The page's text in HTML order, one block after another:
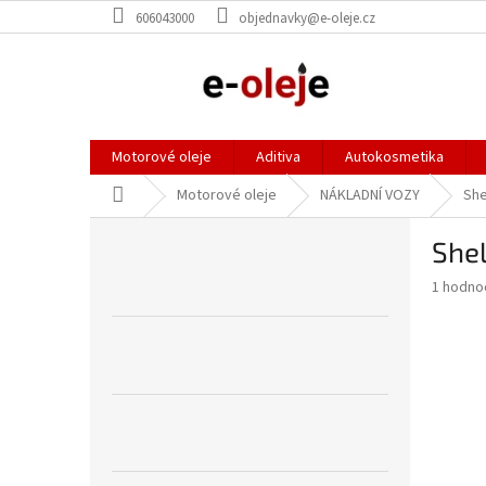
na
606043000 objednavky@e-oleje.cz
Motorové oleje Aditiva Autokosmetika
Domů Motorové oleje NÁKLADNÍ VOZY
1